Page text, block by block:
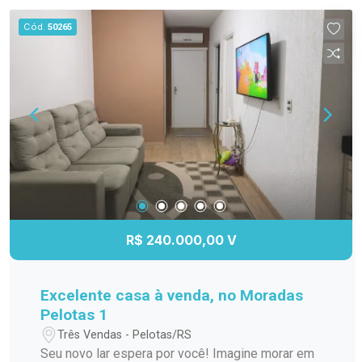
supermercados, e demais comércios - Fácil
acesso a transporte público Não perca a
oportunidade de morar em um lugar que une
conforto e segurança. Agende já uma visita e
venha conhecer sua nova casa!
Cód. 50265
R$ 240.000,00 V
Excelente casa à venda, no Moradas
Pelotas 1
Três Vendas - Pelotas/RS
Seu novo lar espera por você! Imagine morar em